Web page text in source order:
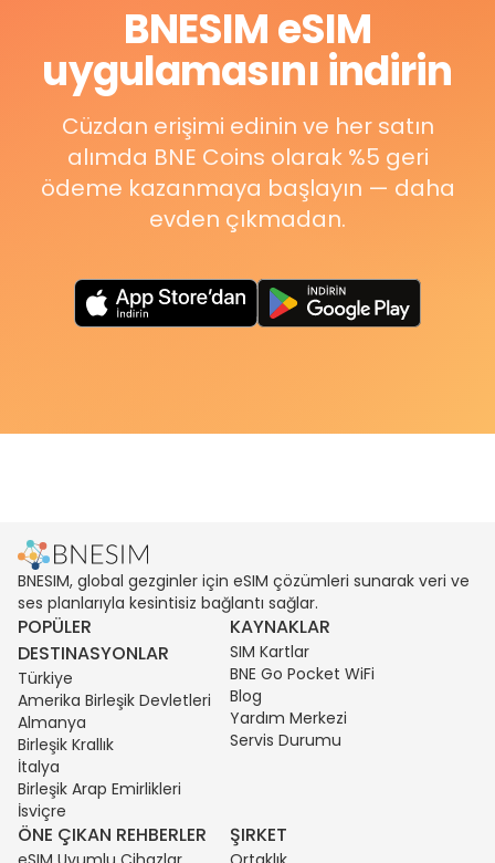
BNESIM eSIM
uygulamasını indirin
Cüzdan erişimi edinin ve her satın
alımda BNE Coins olarak %5 geri
ödeme kazanmaya başlayın — daha
evden çıkmadan.
BNESIM, global gezginler için eSIM çözümleri sunarak veri ve
ses planlarıyla kesintisiz bağlantı sağlar.
POPÜLER
DESTINASYONLAR
Türkiye
Amerika Birleşik Devletleri
Almanya
Birleşik Krallık
İtalya
Birleşik Arap Emirlikleri
İsviçre
KAYNAKLAR
SIM Kartlar
BNE Go Pocket WiFi
Blog
Yardım Merkezi
Servis Durumu
ÖNE ÇIKAN REHBERLER ŞIRKET